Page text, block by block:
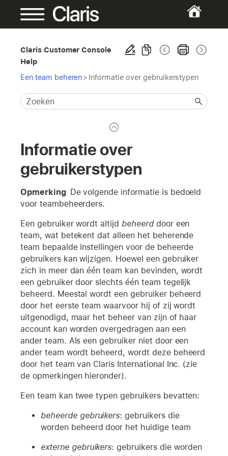
Claris Customer Console
Help
Een team beheren> Informatie over gebruikerstypen
Informatie over
gebruikerstypen
Opmerking De volgende informatie is bedoeld
voor teambeheerders.
Een gebruiker wordt altijd beheerddoor een
team, wat betekent dat alleen het beherende
team bepaalde instellingen voor de beheerde
gebruikers kan wijzigen. Hoewel een gebruiker
zich in meer dan één team kan bevinden, wordt
een gebruiker door slechts één team tegelijk
beheerd. Meestal wordt een gebruiker beheerd
door het eerste team waarvoor hij of zij wordt
uitgenodigd, maar het beheer van zijn of haar
account kan worden overgedragen aan een
ander team. Als een gebruiker niet door een
ander team wordt beheerd, wordt deze beheerd
door het team van Claris International Inc. (zie
de opmerkingen hieronder).
Een team kan twee typen gebruikers bevatten:
beheerde gebruikers: gebruikers die
worden beheerd door het huidige team
externe gebruikers: gebruikers die worden